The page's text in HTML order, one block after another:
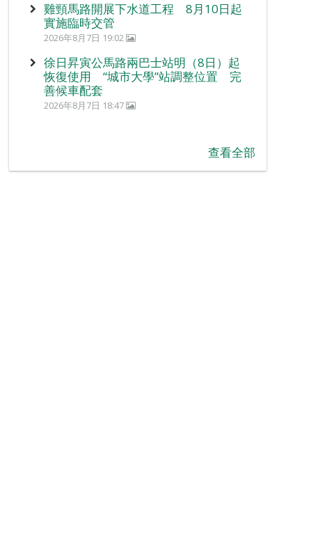
雞頸馬路開展下水道工程 8月10日起
實施臨時交管
2026年8月7日 19:02
徐日昇寅公馬路兩巴士站明（8日）起
恢復使用 “城市大學”站調整位置 完
善候車配套
2026年8月7日 18:47
查看全部